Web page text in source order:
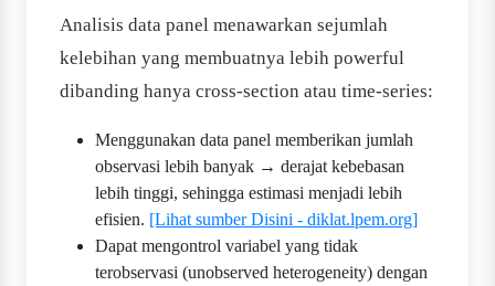
Analisis data panel menawarkan sejumlah
kelebihan yang membuatnya lebih powerful
dibanding hanya cross-section atau time-series:
Menggunakan data panel memberikan jumlah
observasi lebih banyak → derajat kebebasan
lebih tinggi, sehingga estimasi menjadi lebih
efisien. [Lihat sumber Disini - diklat.lpem.org]
Dapat mengontrol variabel yang tidak
terobservasi (unobserved heterogeneity) dengan